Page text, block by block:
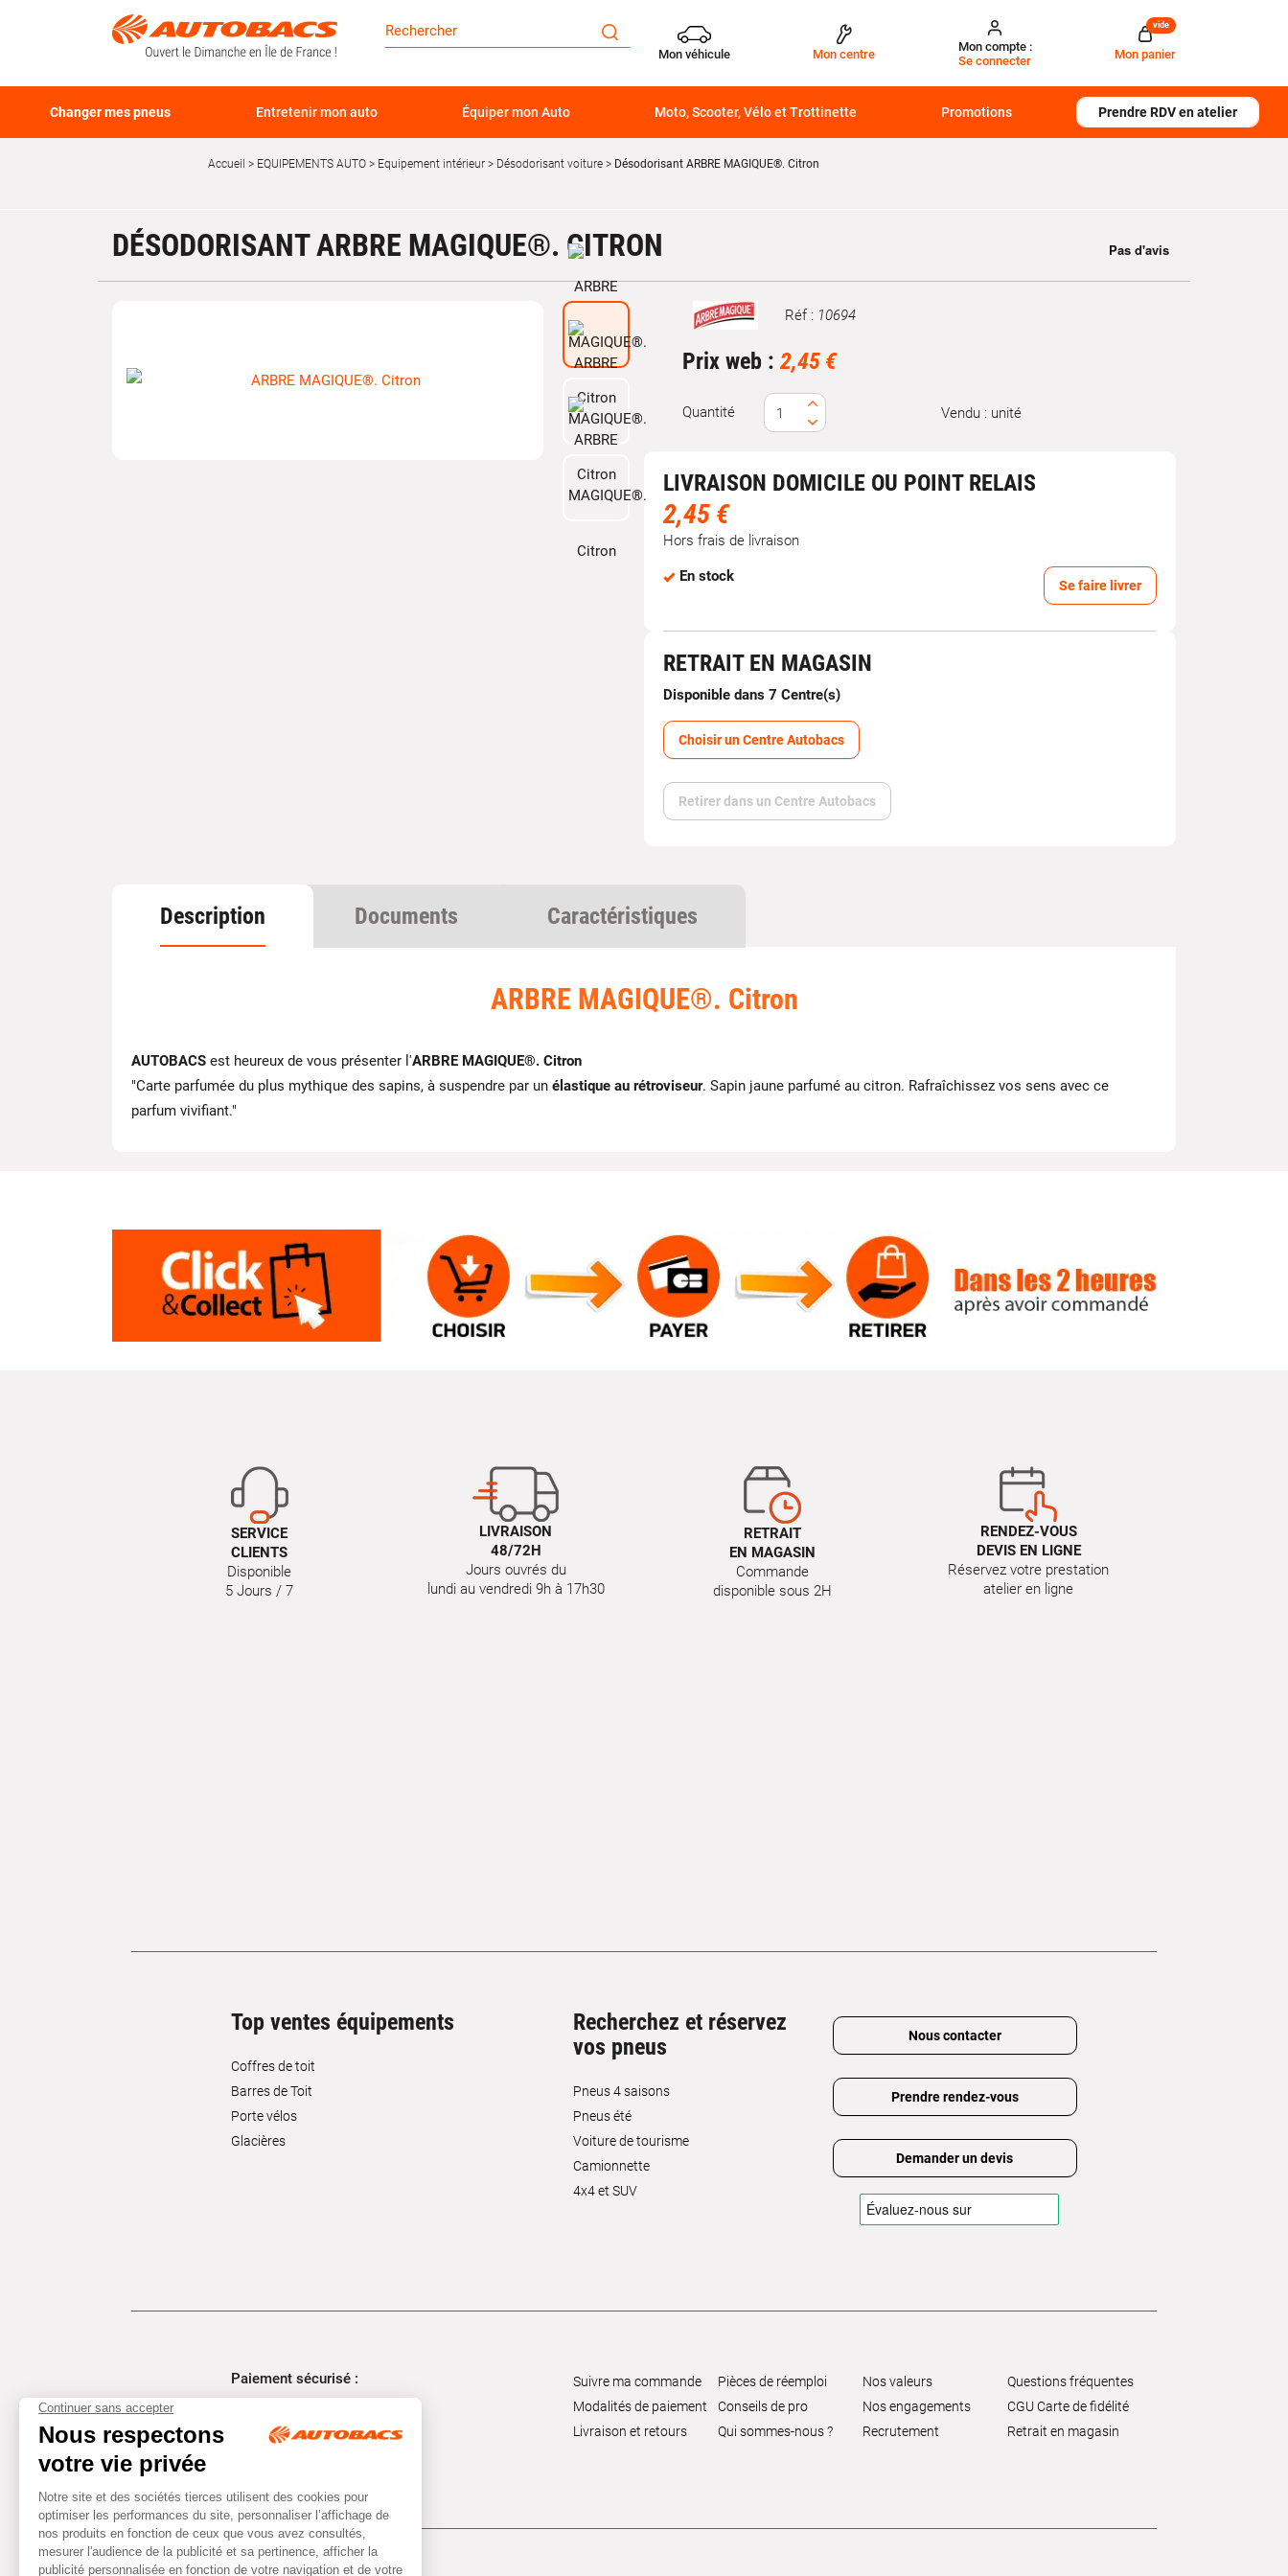
Mon véhicule Mon centre
Mon compte :
Se connecter
Mon panier
vide
Changer mes pneus Entretenir mon auto Équiper mon Auto Moto, Scooter, Vélo et Trottinette Promotions Prendre RDV en atelier
Accueil EQUIPEMENTS AUTO Equipement intérieur Désodorisant voiture Désodorisant ARBRE MAGIQUE®. Citron
DÉSODORISANT ARBRE MAGIQUE®. CITRON
Marque Réf : 10694
Prix web : 2,45 €
Quantité Vendu : unité
LIVRAISON DOMICILE OU POINT RELAIS
2,45 €
Hors frais de livraison
En stock
Se faire livrer
RETRAIT EN MAGASIN
Disponible dans 7 Centre(s)
Choisir un Centre Autobacs
Retirer dans un Centre Autobacs
Description Documents Caractéristiques
ARBRE MAGIQUE®. Citron
AUTOBACS est heureux de vous présenter l'ARBRE MAGIQUE®. Citron
"Carte parfumée du plus mythique des sapins, à suspendre par un élastique au rétroviseur. Sapin jaune parfumé au citron. Rafraîchissez vos sens avec ce
parfum vivifiant."
SERVICE
CLIENTS
Disponible
5 Jours / 7
LIVRAISON
48/72H
Jours ouvrés du
lundi au vendredi 9h à 17h30
RETRAIT
EN MAGASIN
Commande
disponible sous 2H
RENDEZ-VOUS
DEVIS EN LIGNE
Réservez votre prestation
atelier en ligne
Top ventes équipements
Coffres de toit
Barres de Toit
Porte vélos
Glacières
Recherchez et réservez
vos pneus
Pneus 4 saisons
Pneus été
Voiture de tourisme
Camionnette
4x4 et SUV
Nous contacter
Prendre rendez-vous
Demander un devis
Paiement sécurisé :
Suivre ma commande
Modalités de paiement
Livraison et retours
Pièces de réemploi
Conseils de pro
Qui sommes-nous ?
Nos valeurs
Nos engagements
Recrutement
Questions fréquentes
CGU Carte de fidélité
Retrait en magasin